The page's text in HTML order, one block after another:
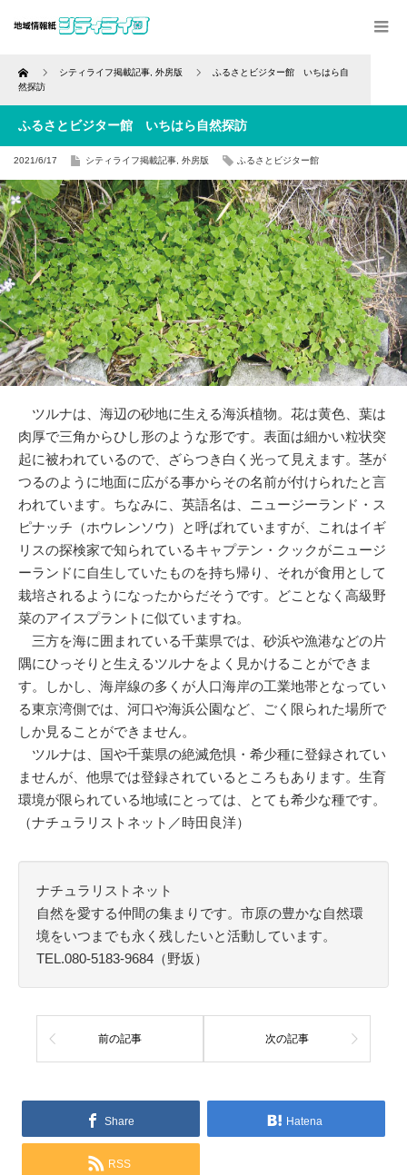
Home シティライフ掲載記事 外房版
ふるさとビジター館 いちはら自
然探訪
ふるさとビジター館 いちはら自然探訪
2021/6/17 シティライフ掲載記事 外房版 ふるさとビジター館
ツルナは、海辺の砂地に生える海浜植物。花は黄色、葉は
肉厚で三角からひし形のような形です。表面は細かい粒状突
起に被われているので、ざらつき白く光って見えます。茎が
つるのように地面に広がる事からその名前が付けられたと言
われています。ちなみに、英語名は、ニュージーランド・ス
ピナッチ（ホウレンソウ）と呼ばれていますが、これはイギ
リスの探検家で知られているキャプテン・クックがニュージ
ーランドに自生していたものを持ち帰り、それが食用として
栽培されるようになったからだそうです。どことなく高級野
菜のアイスプラントに似ていますね。
三方を海に囲まれている千葉県では、砂浜や漁港などの片
隅にひっそりと生えるツルナをよく見かけることができま
す。しかし、海岸線の多くが人口海岸の工業地帯となってい
る東京湾側では、河口や海浜公園など、ごく限られた場所で
しか見ることができません。
ツルナは、国や千葉県の絶滅危惧・希少種に登録されてい
ませんが、他県では登録されているところもあります。生育
環境が限られている地域にとっては、とても希少な種です。
（ナチュラリストネット／時田良洋）
ナチュラリストネット
自然を愛する仲間の集まりです。市原の豊かな自然環
境をいつまでも永く残したいと活動しています。
TEL.080-5183-9684（野坂）
前の記事 次の記事
Share Hatena
RSS